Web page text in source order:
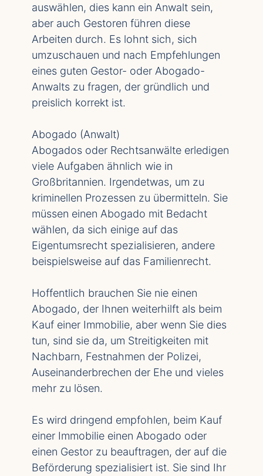
auswählen, dies kann ein Anwalt sein,
aber auch Gestoren führen diese
Arbeiten durch. Es lohnt sich, sich
umzuschauen und nach Empfehlungen
eines guten Gestor- oder Abogado-
Anwalts zu fragen, der gründlich und
preislich korrekt ist.
Abogado (Anwalt)
Abogados oder Rechtsanwälte erledigen
viele Aufgaben ähnlich wie in
Großbritannien. Irgendetwas, um zu
kriminellen Prozessen zu übermitteln. Sie
müssen einen Abogado mit Bedacht
wählen, da sich einige auf das
Eigentumsrecht spezialisieren, andere
beispielsweise auf das Familienrecht.
Hoffentlich brauchen Sie nie einen
Abogado, der Ihnen weiterhilft als beim
Kauf einer Immobilie, aber wenn Sie dies
tun, sind sie da, um Streitigkeiten mit
Nachbarn, Festnahmen der Polizei,
Auseinanderbrechen der Ehe und vieles
mehr zu lösen.
Es wird dringend empfohlen, beim Kauf
einer Immobilie einen Abogado oder
einen Gestor zu beauftragen, der auf die
Beförderung spezialisiert ist. Sie sind Ihr